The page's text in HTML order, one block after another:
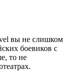
вы не слишком
боевиков с
то не